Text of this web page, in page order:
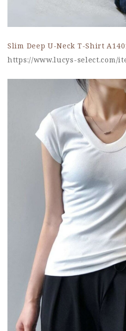
Slim Deep U-Neck T-Shirt
https://www.lucys-select.com/